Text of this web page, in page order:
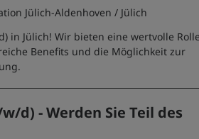
Jülich-Aldenhoven / Jülich
in Jülich! Wir bieten eine wertvolle
Benefits und die Möglichkeit zur
d) - Werden Sie Teil des